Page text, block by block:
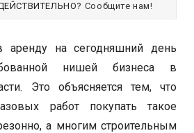
Сообщите нам!
аренду на сегодняшний день
нишей бизнеса в
Это объясняется тем, что
работ покупать такое
а многим строительным